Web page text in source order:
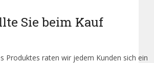
Sie beim Kauf
Produktes raten wir jedem Kunden sich ein